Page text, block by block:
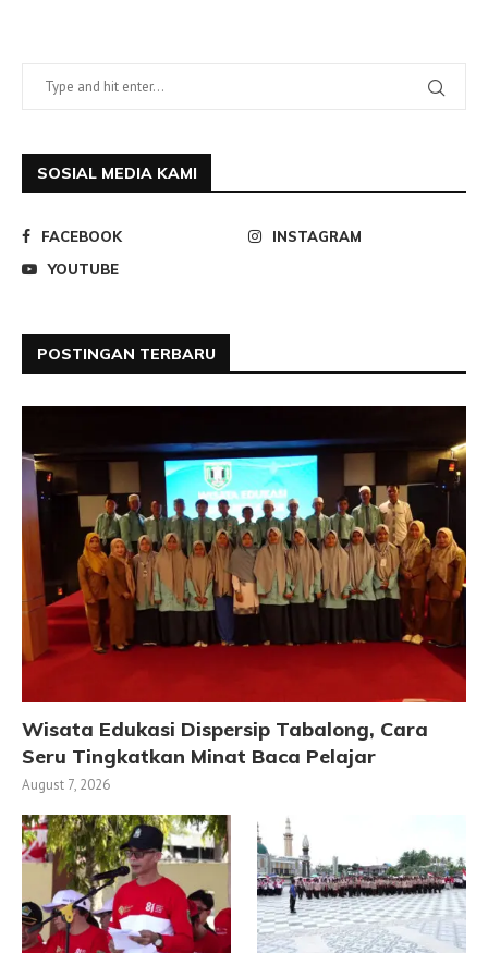
SOSIAL MEDIA KAMI
FACEBOOK
INSTAGRAM
YOUTUBE
POSTINGAN TERBARU
Wisata Edukasi Dispersip Tabalong, Cara
Seru Tingkatkan Minat Baca Pelajar
August 7, 2026